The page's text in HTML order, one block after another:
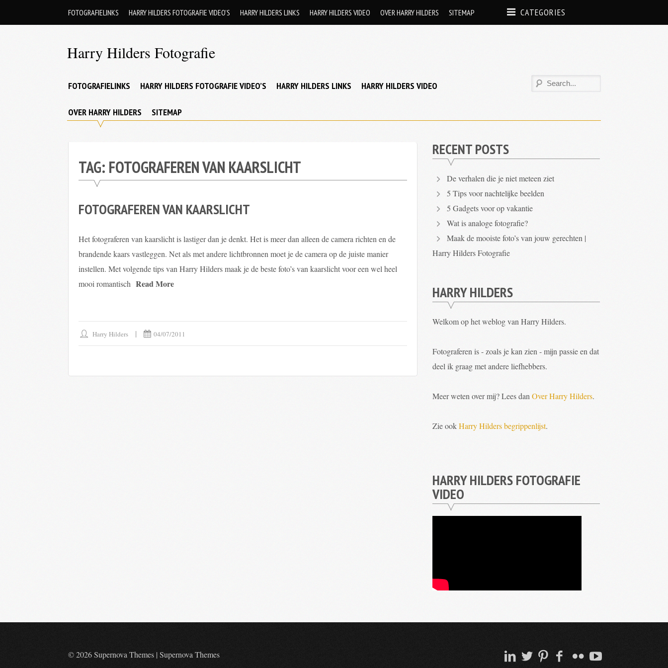
FOTOGRAFIELINKS HARRY HILDERS FOTOGRAFIE VIDEO’S HARRY HILDERS LINKS HARRY HILDERS VIDEO OVER HARRY HILDERS SITEMAP CATEGORIES
Harry Hilders Fotografie
van
Hilders
FOTOGRAFIELINKS HARRY HILDERS FOTOGRAFIE VIDEO’S HARRY HILDERS LINKS HARRY HILDERS VIDEO
OVER HARRY HILDERS SITEMAP
TAG: FOTOGRAFEREN VAN KAARSLICHT
FOTOGRAFEREN VAN KAARSLICHT
Het fotograferen van kaarslicht is lastiger dan je denkt. Het is meer dan alleen de camera richten en de
brandende kaars vastleggen. Net als met andere lichtbronnen moet je de camera op de juiste manier
instellen. Met volgende tips van Harry Hilders maak je de beste foto’s van kaarslicht voor een wel heel
mooi romantisch Read More
Harry Hilders 04/07/2011
RECENT POSTS
De verhalen die je niet meteen ziet
5 Tips voor nachtelijke beelden
5 Gadgets voor op vakantie
Wat is analoge fotografie?
Maak de mooiste foto’s van jouw gerechten |
Harry Hilders Fotografie
HARRY HILDERS
Welkom op het weblog van Harry Hilders.
Fotograferen is - zoals je kan zien - mijn passie en dat
deel ik graag met andere liefhebbers.
Meer weten over mij? Lees danOver Harry Hilders.
Zie ookHarry Hilders begrippenlijst.
HARRY HILDERS FOTOGRAFIE
VIDEO
© 2026 Supernova Themes |Supernova Themes